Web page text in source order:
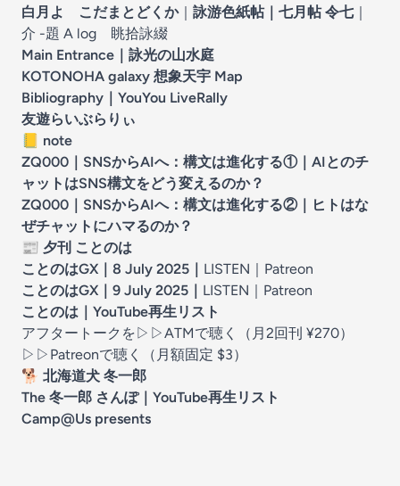
白月よ こだまとどくか｜ 詠游色紙帖｜七月帖 令七｜
介 -題 A log 眺拾詠綴
Main Entrance｜ 詠光の山水庭
KOTONOHA galaxy 想象天宇 Map
Bibliography｜YouYou LiveRally
友遊らいぶらりぃ
📒 note
ZQ000｜SNSからAIへ：構文は進化する①｜AIとのチ
ャットはSNS構文をどう変えるのか？
ZQ000｜SNSからAIへ：構文は進化する②｜ヒトはな
ぜチャットにハマるのか？
📰 夕刊 ことのは
ことのはGX｜8 July 2025 ｜ LISTEN｜ Patreon
ことのはGX｜9 July 2025 ｜ LISTEN｜ Patreon
ことのは｜YouTube再生リスト
アフタートークを▷▷ATMで聴く
（月2回刊 ¥270）
▷▷ Patreonで聴く
（月額固定 $3）
🐕 北海道犬 冬一郎
The 冬一郎 さんぽ｜YouTube再生リスト
Camp@Us presents